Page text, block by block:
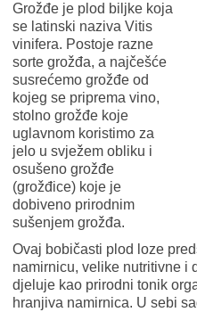
Grožđe je plod biljke koja
se latinski naziva Vitis
vinifera. Postoje razne
sorte grožđa, a najčešće
susrećemo grožđe od
kojeg se priprema vino,
stolno grožđe koje
uglavnom koristimo za
jelo u svježem obliku i
osušeno grožđe
(grožđice) koje je
dobiveno prirodnim
sušenjem grožđa.
Ovaj bobičasti plod loze
namirnicu, velike nutritivne i
djeluje kao prirodni tonik
hranjiva namirnica. U sebi